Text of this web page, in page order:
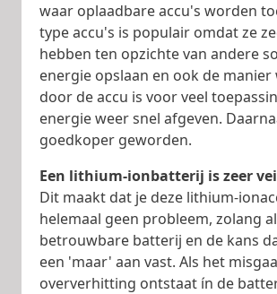
waar oplaadbare accu's worden
type accu's is populair omdat ze
hebben ten opzichte van andere
energie opslaan en ook de
door de accu is voor veel
energie weer snel afgeven.
goedkoper geworden.
Een lithium-ionbatterij is zeer
Dit maakt dat je deze lithium-
helemaal geen probleem, zolang
betrouwbare batterij en de kans
een 'maar' aan vast. Als het
oververhitting ontstaat ín de